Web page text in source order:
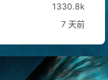
1330.8k
7 天前